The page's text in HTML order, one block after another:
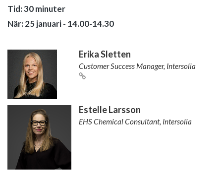
Tid: 30 minuter
När: 25 januari - 14.00-14.30
Erika Sletten
Customer Success Manager, Intersolia
Estelle Larsson
EHS Chemical Consultant, Intersolia